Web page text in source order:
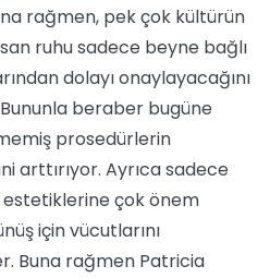
rağmen, pek çok kültürün
ruhu sadece beyne bağlı
dolayı onaylayacağını
Bununla beraber bugüne
prosedürlerin
arttırıyor. Ayrıca sadece
estetiklerine çok önem
için vücutlarını
Buna rağmen Patricia